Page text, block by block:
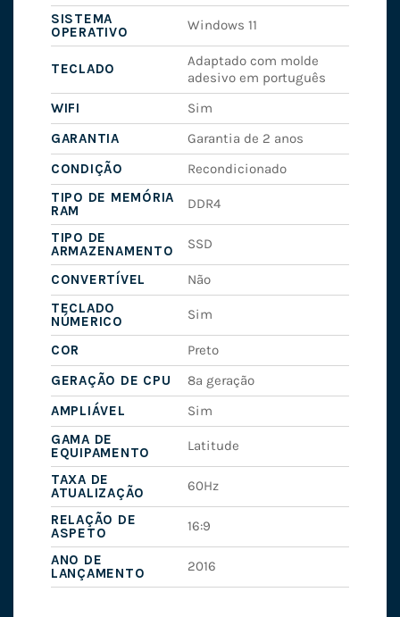
SISTEMA
OPERATIVO
Windows 11
TECLADO
Adaptado com molde
adesivo em português
WIFI
Sim
GARANTIA
Garantia de 2 anos
CONDIÇÃO
Recondicionado
TIPO DE MEMÓRIA
RAM
DDR4
TIPO DE
ARMAZENAMENTO
SSD
CONVERTÍVEL
Não
TECLADO
NÚMERICO
Sim
COR
Preto
GERAÇÃO DE CPU
8ª geração
AMPLIÁVEL
Sim
GAMA DE
EQUIPAMENTO
Latitude
TAXA DE
ATUALIZAÇÃO
60Hz
RELAÇÃO DE
ASPETO
16:9
ANO DE
LANÇAMENTO
2016